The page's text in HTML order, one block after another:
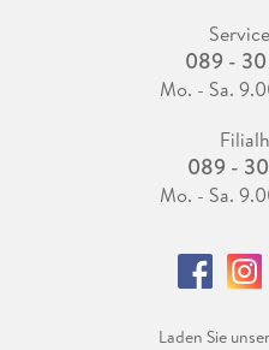
089 -
Mo. - Sa.
089 -
Mo. - Sa.
Laden Sie